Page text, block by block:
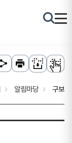
알림마당 구보